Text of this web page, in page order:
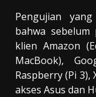
Pengujian
bahwa sebelum
klien Amazon
MacBook),
Raspberry (Pi
akses Asus dan